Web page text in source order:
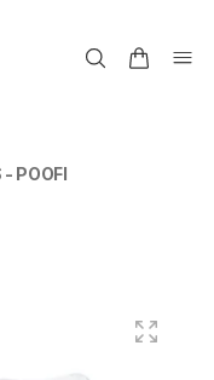
POOFI